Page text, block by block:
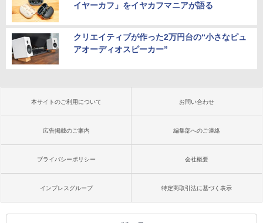
イヤーカフ」をイヤカフマニアが語る
クリエイティブが作った2万円台の“小さなピュ
アオーディオスピーカー”
本サイトのご利用について お問い合わせ
広告掲載のご案内 編集部へのご連絡
プライバシーポリシー 会社概要
インプレスグループ 特定商取引法に基づく表示